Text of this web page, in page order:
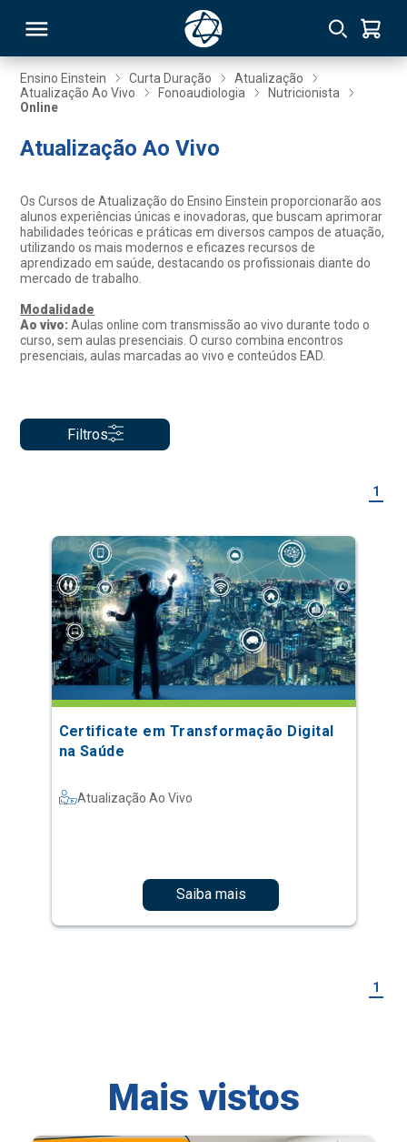
Ensino Einstein Curta Duração
Atualização
Atualização Ao Vivo
Fonoaudiologia
Nutricionista
Online
Atualização Ao Vivo
Os Cursos de Atualização do Ensino Einstein proporcionarão aos
alunos experiências únicas e inovadoras, que buscam aprimorar
habilidades teóricas e práticas em diversos campos de atuação,
utilizando os mais modernos e eficazes recursos de
aprendizado em saúde, destacando os profissionais diante do
mercado de trabalho.
Modalidade
Ao vivo:Aulas online com transmissão ao vivo durante todo o
curso, sem aulas presenciais. O curso combina encontros
presenciais, aulas marcadas ao vivo e conteúdos EAD.
Filtros
1
Certificate em Transformação Digital
na Saúde
Atualização Ao Vivo
Saiba mais
1
Mais vistos